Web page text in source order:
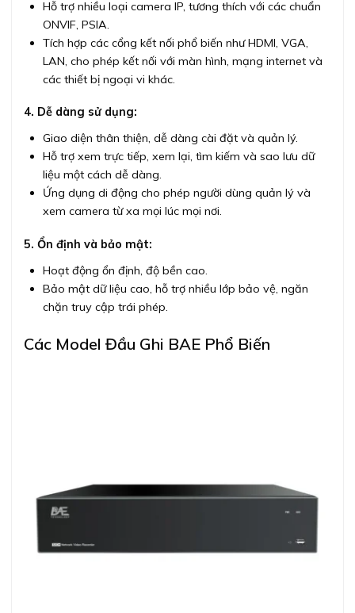
Hỗ trợ nhiều loại camera IP, tương thích với các chuẩn
ONVIF, PSIA.
Tích hợp các cổng kết nối phổ biến như HDMI, VGA,
LAN, cho phép kết nối với màn hình, mạng internet và
các thiết bị ngoại vi khác.
4. Dễ dàng sử dụng:
Giao diện thân thiện, dễ dàng cài đặt và quản lý.
Hỗ trợ xem trực tiếp, xem lại, tìm kiếm và sao lưu dữ
liệu một cách dễ dàng.
Ứng dụng di động cho phép người dùng quản lý và
xem camera từ xa mọi lúc mọi nơi.
5. Ổn định và bảo mật:
Hoạt động ổn định, độ bền cao.
Bảo mật dữ liệu cao, hỗ trợ nhiều lớp bảo vệ, ngăn
chặn truy cập trái phép.
Các Model Đầu Ghi BAE Phổ Biến